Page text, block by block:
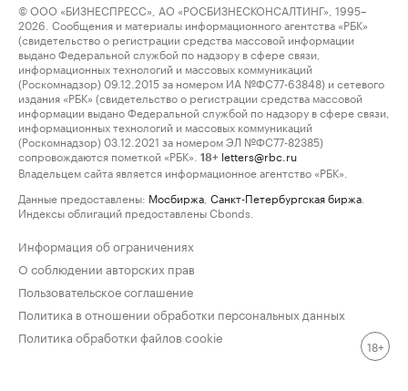
© ООО «БИЗНЕСПРЕСС», АО «РОСБИЗНЕСКОНСАЛТИНГ», 1995–
2026. Сообщения и материалы информационного агентства «РБК»
(свидетельство о регистрации средства массовой информации
выдано Федеральной службой по надзору в сфере связи,
информационных технологий и массовых коммуникаций
(Роскомнадзор) 09.12.2015 за номером ИА №ФС77-63848) и сетевого
издания «РБК» (свидетельство о регистрации средства массовой
информации выдано Федеральной службой по надзору в сфере связи,
информационных технологий и массовых коммуникаций
(Роскомнадзор) 03.12.2021 за номером ЭЛ №ФС77-82385)
сопровождаются пометкой «РБК».
18+ letters@rbc.ru
Владельцем сайта является информационное агентство «РБК».
Данные предоставлены: Мосбиржа Санкт-Петербургская биржа
Индексы облигаций предоставлены Cbonds.
Информация об ограничениях
О соблюдении авторских прав
Пользовательское соглашение
Политика в отношении обработки персональных данных
Политика обработки файлов cookie
18+